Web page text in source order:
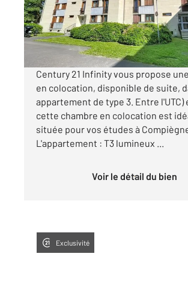
Appartement Chambre à
450 €
par mois charges comprises
Century 21 Infinity vous propose
en colocation, disponible de suite,
appartement de type 3. Entre l'UTC)
cette chambre en colocation est
située pour vos études à
L'appartement : T3 lumineux ...
Voir le détail du bien
Exclusivité